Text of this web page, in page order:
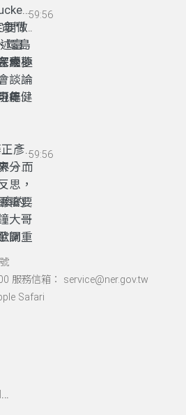
默
僅讓
要做
富
成夢
鬥
環島
種極
索幸
談論
得健
年態
生
59:56
能會
彥
。而
思，
需要
分享
的
大哥
關重
詞從
。
59:56
服務信箱： service@ner.gov.tw
Safari